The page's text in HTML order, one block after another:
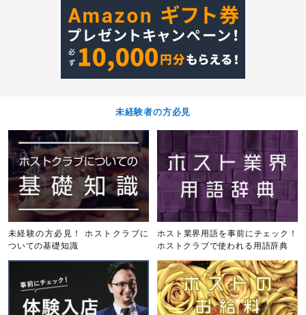
未経験者の方必見
未経験の方必見！ ホストクラブに
ついての基礎知識
ホスト業界用語を事前にチェック！
ホストクラブで使われる用語辞典